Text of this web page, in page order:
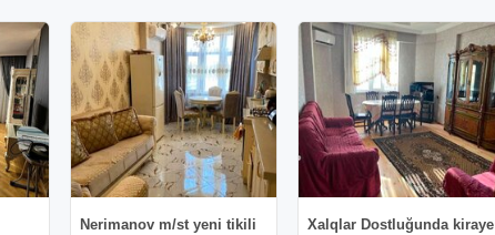
Nerimanov m/st yeni tikili
Xalqlar Dostluğunda kiraye